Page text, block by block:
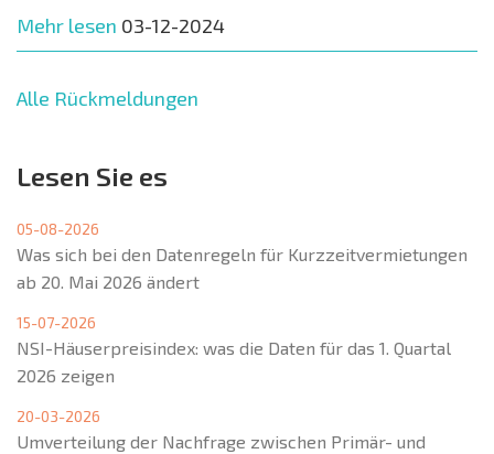
Mehr lesen 03-12-2024
Alle Rückmeldungen
Lesen Sie es
05-08-2026
Was sich bei den Datenregeln für Kurzzeitvermietungen
ab 20. Mai 2026 ändert
15-07-2026
NSI-Häuserpreisindex: was die Daten für das 1. Quartal
2026 zeigen
20-03-2026
Umverteilung der Nachfrage zwischen Primär- und